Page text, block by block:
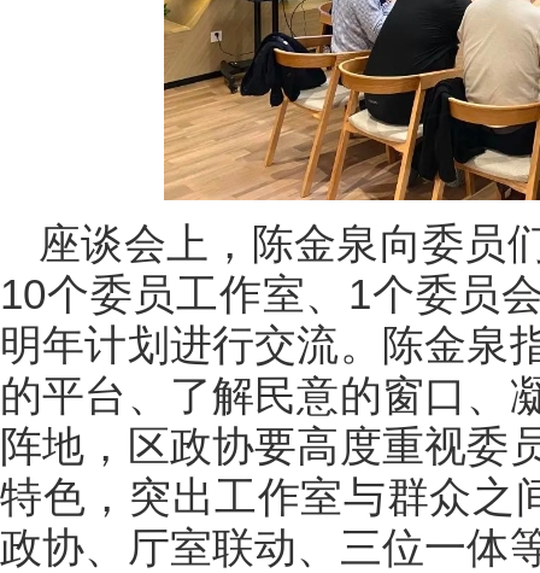
座谈会上，陈金泉向委员
10个委员工作室、1个委员
明年计划进行交流。陈金泉
的平台、了解民意的窗口、
阵地，区政协要高度重视委
特色，突出工作室与群众之
政协、厅室联动、三位一体